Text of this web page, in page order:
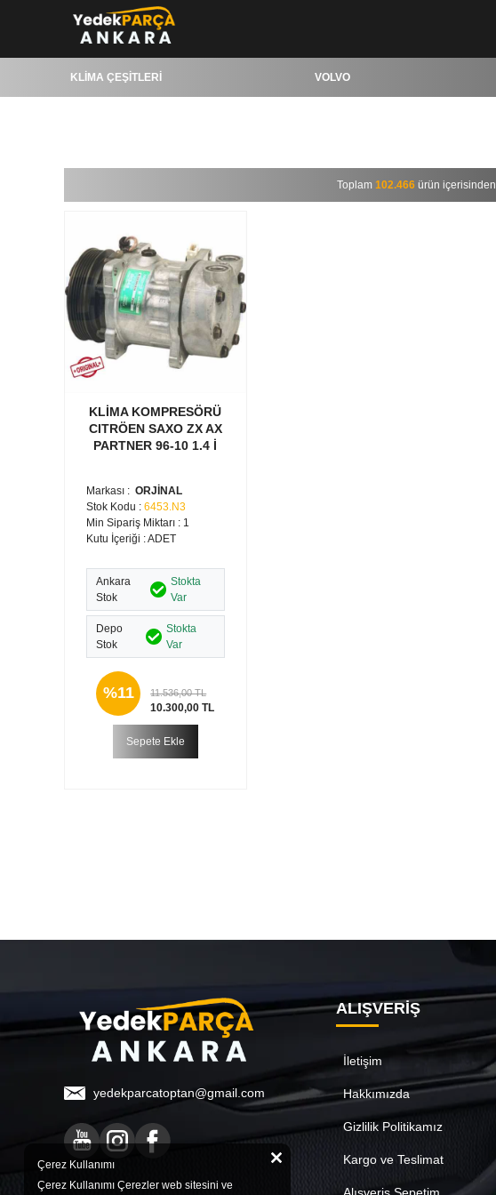
KLİMA ÇEŞİTLERİ VOLVO
KLİMA ÇEŞİTLERİ
Toplam 102.466 ürün içerisinden
KLİMA KOMPRESÖRÜ
CITRÖEN SAXO ZX AX
PARTNER 96-10 1.4 İ
Markası : ORJİNAL
Stok Kodu : 6453.N3
Min Sipariş Miktarı : 1
Kutu İçeriği : ADET
Ankara
Stok
Stokta
Var
Depo
Stok
Stokta
Var
%11 11.536,00 TL
10.300,00 TL
Sepete Ekle
yedekparcatoptan@gmail.com
ALIŞVERİŞ
İletişim
Hakkımızda
Gizlilik Politikamız
Kargo ve Teslimat
Alışveriş Sepetim
Çerez Kullanımı
Çerez Kullanımı Çerezler web sitesini ve